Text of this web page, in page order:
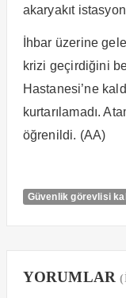
akaryakıt
İhbar üzerine
krizi geçirdiğini
Hastanesi’ne
kurtarılamadı.
öğrenildi. (AA)
Güvenlik görevlisi
YORUMLAR